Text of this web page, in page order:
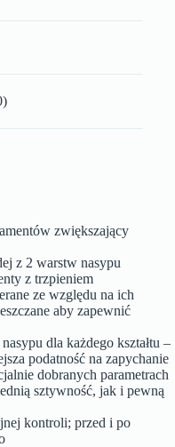
zwiększający
z 2 warstw nasypu
z trzpieniem
ze względu na ich
aby zapewnić
dla każdego kształtu –
podatność na zapychanie
dobranych parametrach
sztywność, jak i pewną
kontroli; przed i po